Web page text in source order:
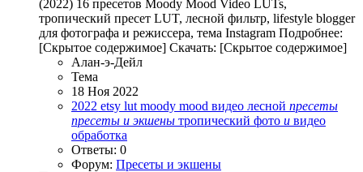
(2022) 16 пресетов Moody Mood Video LUTs,
тропический пресет LUT, лесной фильтр, lifestyle blogger
для фотографа и режиссера, тема Instagram Подробнее:
[Скрытое содержимое] Скачать: [Скрытое содержимое]
Алан-э-Дейл
Тема
18 Ноя 2022
2022 etsy lut moody mood видео лесной пресеты
пресеты и экшены тропический фото и видео
обработка
Ответы: 0
Форум: Пресеты и экшены